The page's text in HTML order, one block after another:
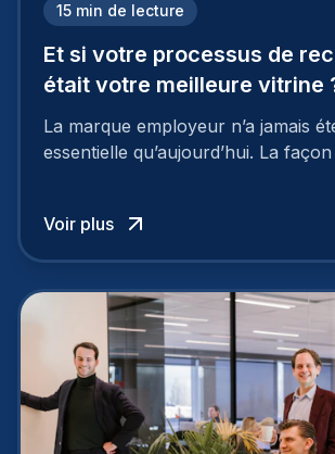
15 min de lecture
Et si votre processus de
était votre meilleure vitrine
La marque employeur n’a jamais
essentielle qu’aujourd’hui. La
à perdre les meilleurs profils.
Voir plus